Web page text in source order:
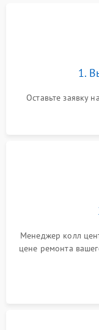
1.
Оставьте заявку
Менеджер колл
цене ремонта